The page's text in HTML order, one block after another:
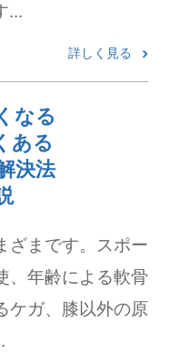
...
詳しく見る
なる
ある
決法
ざまです。スポー
、年齢による軟骨
ケガ、膝以外の原